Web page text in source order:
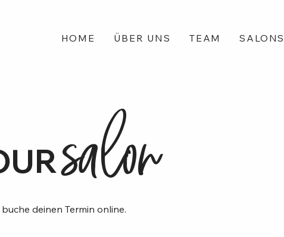
HOME ÜBER UNS TEAM SALONS
salon
deinen Termin online.